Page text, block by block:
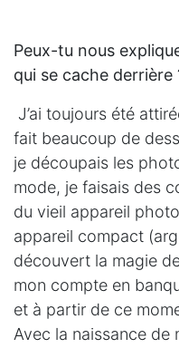
Peux-tu nous
qui se cache derrière
J’ai toujours été
fait beaucoup de
je découpais les
mode, je faisais des
du vieil appareil
appareil compact
découvert la magie
mon compte en
et à partir de ce
Avec la naissance de